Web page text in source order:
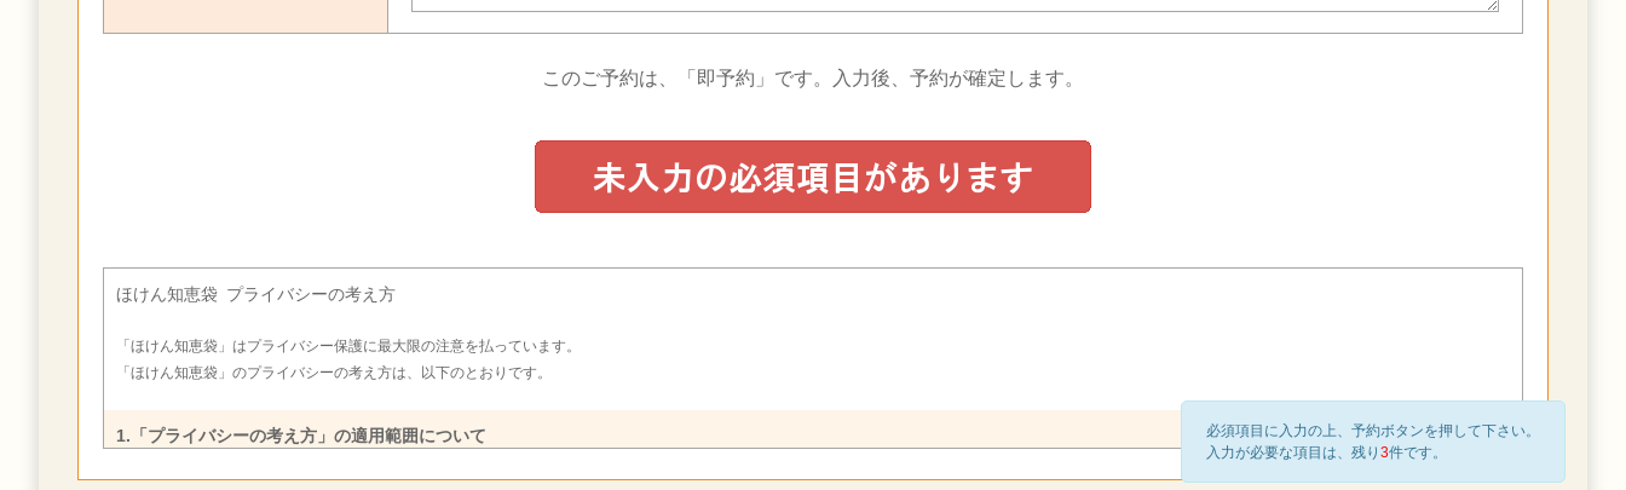
このご予約は、「即予約」です。 入力後、予約が確定します。
ほけん知恵袋 プライバシーの考え方
「ほけん知恵袋」はプライバシー保護に最大限の注意を払っています。
「ほけん知恵袋」のプライバシーの考え方は、以下のとおりです。
1.「プライバシーの考え方」の適用範囲について
必須項目に入力の上、予約ボタンを押して下さい。
入力が必要な項目は、残り 3件です。